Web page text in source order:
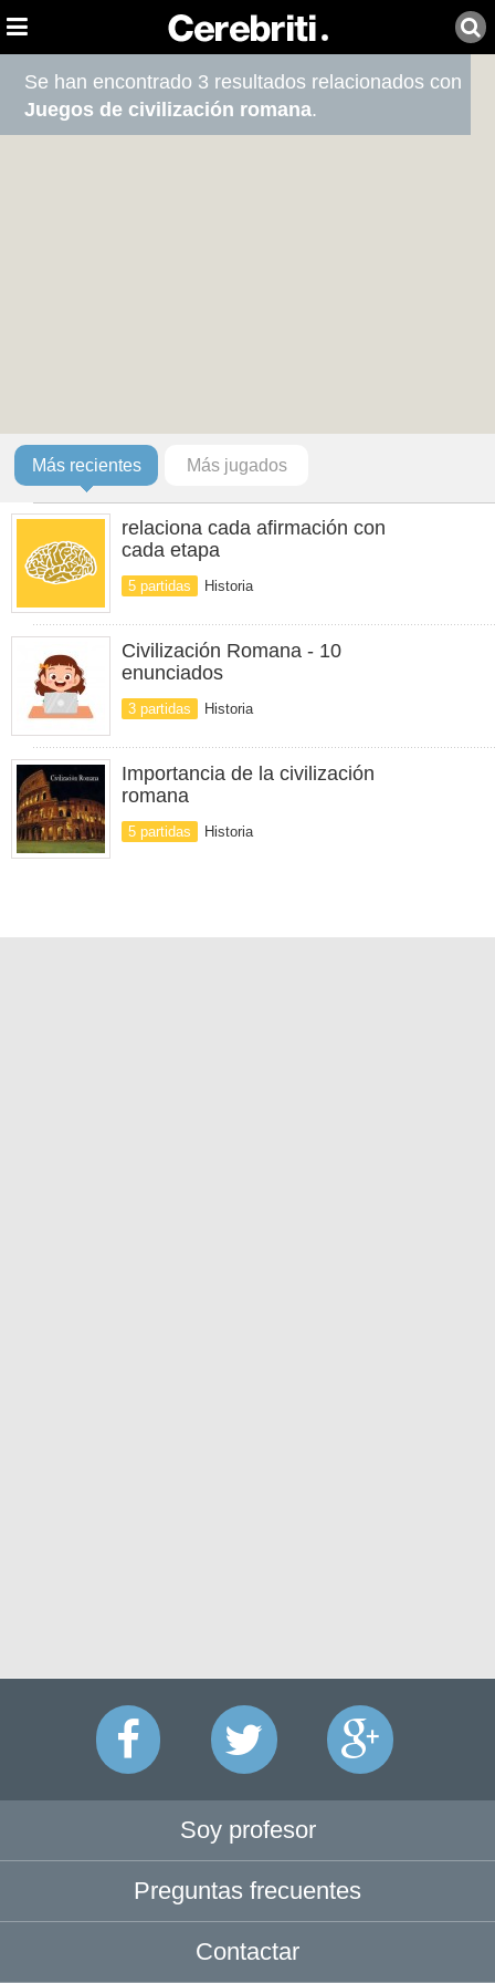
Se han encontrado 3 resultados relacionados con
Juegos de civilización romana.
Más recientes Más jugados
relaciona cada afirmación con
cada etapa
5 partidas Historia
Civilización Romana - 10
enunciados
3 partidas Historia
Importancia de la civilización
romana
5 partidas Historia
Soy profesor
Preguntas frecuentes
Contactar